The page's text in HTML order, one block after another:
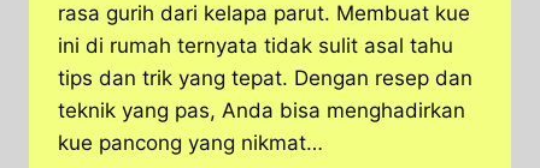
rasa gurih dari kelapa parut. Membuat kue
ini di rumah ternyata tidak sulit asal tahu
tips dan trik yang tepat. Dengan resep dan
teknik yang pas, Anda bisa menghadirkan
kue pancong yang nikmat…